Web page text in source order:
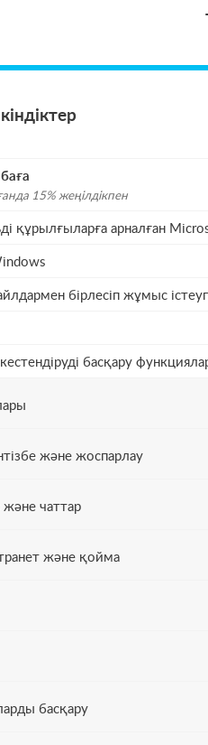
15% жеңілдікпен
құрылғыларға арналған
бірлесіп жұмыс
басқару
және жоспарлау
чаттар
және қойма
басқару